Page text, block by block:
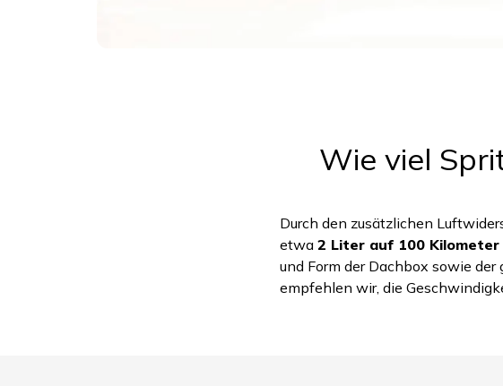
Wie viel
Durch den zusätzlichen
etwa 2 Liter auf 100 Kilometer
und Form der Dachbox sowie
empfehlen wir, die